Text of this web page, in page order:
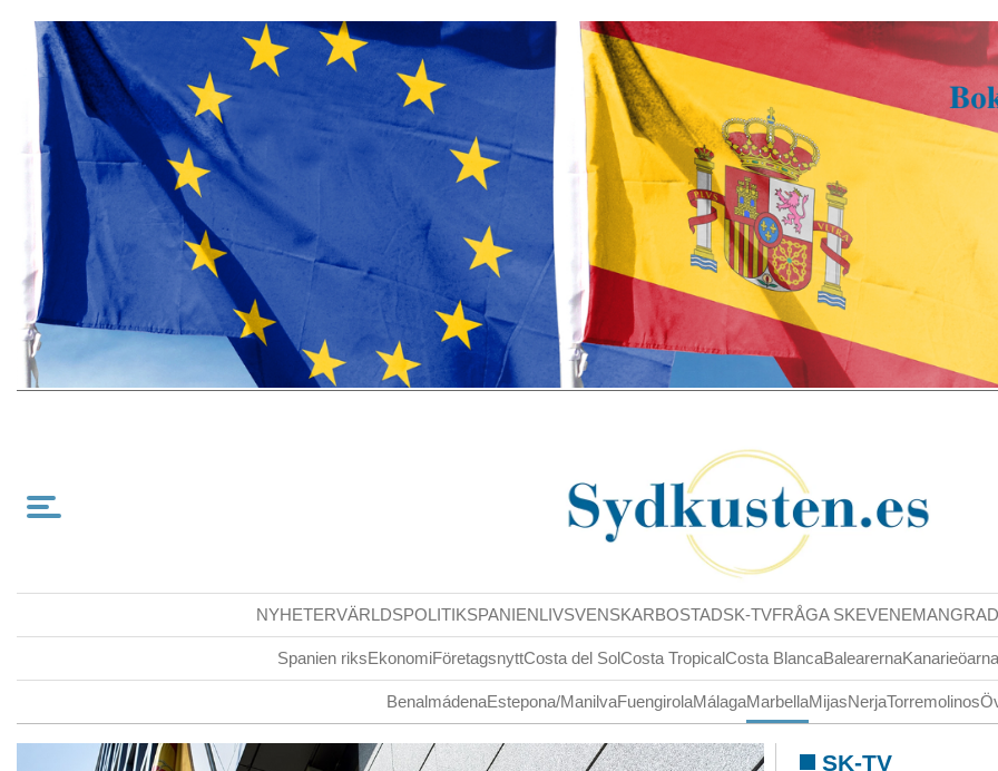
NYHETERVÄRLDSPOLITIKSPANIENLIVSVENSKARBOSTADSK-TVFRÅGA SKEVENEMANG
Spanien riksEkonomiFöretagsnyttCosta del SolCosta TropicalCosta BlancaBalearerna
BenalmádenaEstepona/ManilvaFuengirolaMálagaMarbellaMijasNerjaTorremolinos
SK-TV